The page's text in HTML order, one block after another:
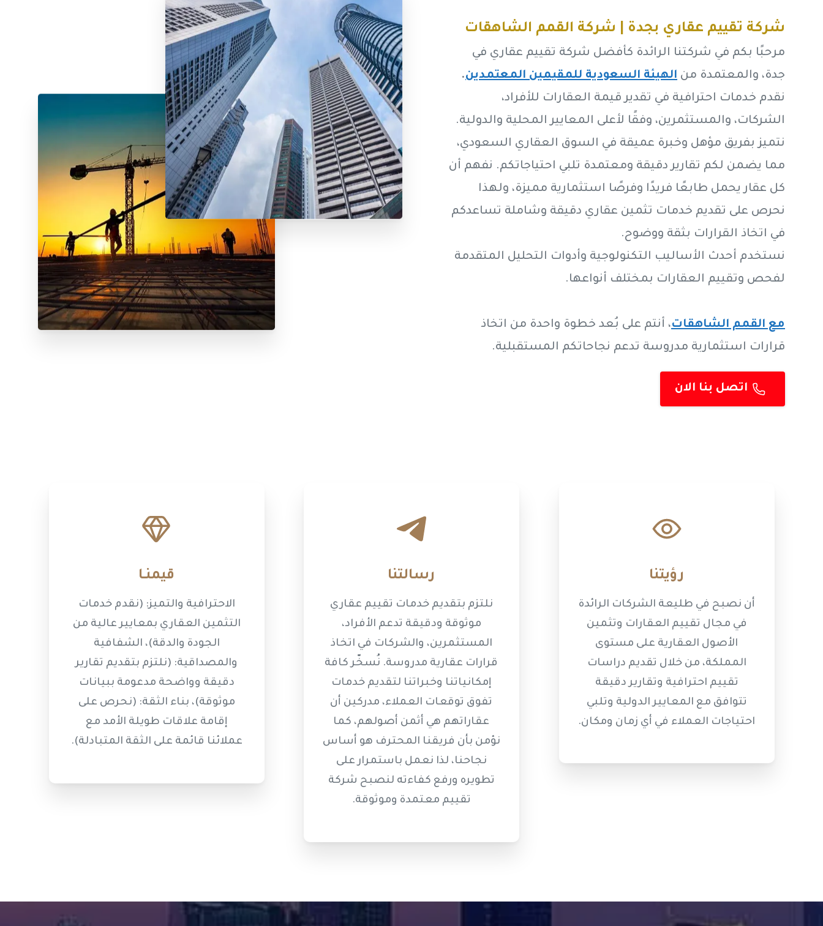
شركة تقييم عقاري بجدة | شركة القمم الشاهقات
مرحبًا بكم في شركتنا الرائدة كأفضل شركة تقييم عقاري في
جدة، والمعتمدة من الهيئة السعودية للمقيمين المعتمدين.
نقدم خدمات احترافية في تقدير قيمة العقارات للأفراد،
الشركات، والمستثمرين، وفقًا لأعلى المعايير المحلية والدولية.
نتميز بفريق مؤهل وخبرة عميقة في السوق العقاري السعودي،
مما يضمن لكم تقارير دقيقة ومعتمدة تلبي احتياجاتكم. نفهم أن
كل عقار يحمل طابعًا فريدًا وفرصًا استثمارية مميزة، ولهذا
نحرص على تقديم خدمات تثمين عقاري دقيقة وشاملة تساعدكم
في اتخاذ القرارات بثقة ووضوح.
نستخدم أحدث الأساليب التكنولوجية وأدوات التحليل المتقدمة
لفحص وتقييم العقارات بمختلف أنواعها.
مع القمم الشاهقات، أنتم على بُعد خطوة واحدة من اتخاذ
قرارات استثمارية مدروسة تدعم نجاحاتكم المستقبلية.
اتصل بنا الان
رؤيتنا
أن نصبح في طليعة الشركات الرائدة
في مجال تقييم العقارات وتثمين
الأصول العقارية على مستوى
المملكة، من خلال تقديم دراسات
تقييم احترافية وتقارير دقيقة
تتوافق مع المعايير الدولية وتلبي
احتياجات العملاء في أي زمان ومكان.
رسالتنا
نلتزم بتقديم خدمات تقييم عقاري
موثوقة ودقيقة تدعم الأفراد،
المستثمرين، والشركات في اتخاذ
قرارات عقارية مدروسة. نُسخّر كافة
إمكانياتنا وخبراتنا لتقديم خدمات
تفوق توقعات العملاء، مدركين أن
عقاراتهم هي أثمن أصولهم، كما
نؤمن بأن فريقنا المحترف هو أساس
نجاحنا، لذا نعمل باستمرار على
تطويره ورفع كفاءته لنصبح شركة
تقييم معتمدة وموثوقة.
قيمنــا
الاحترافية والتميز: (نقدم خدمات
التثمين العقاري بمعايير عالية من
الجودة والدقة)، الشفافية
والمصداقية: (نلتزم بتقديم تقارير
دقيقة وواضحة مدعومة ببيانات
موثوقة)، بناء الثقة: (نحرص على
إقامة علاقات طويلة الأمد مع
عملائنا قائمة على الثقة المتبادلة).